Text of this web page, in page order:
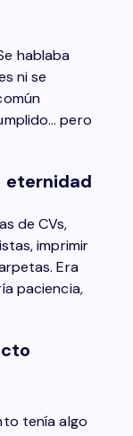
hablaba
ni se
pero
eternidad
de CVs,
imprimir
Era
paciencia,
tenía algo